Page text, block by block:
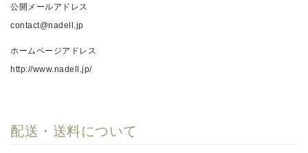
公開メールアドレス
contact@nadell.jp
ホームページアドレス
http://www.nadell.jp/
配送・送料について